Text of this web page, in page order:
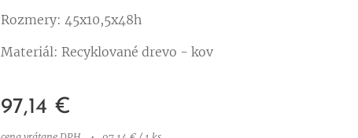
Rozmery: 45x10,5x48h
Materiál: Recyklované drevo - kov
97,14 €